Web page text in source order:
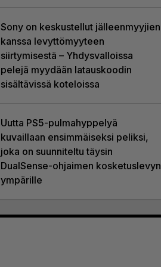
Sony on keskustellut jälleenmyyjien
kanssa levyttömyyteen
siirtymisestä – Yhdysvalloissa
pelejä myydään latauskoodin
sisältävissä koteloissa
Uutta PS5-pulmahyppelyä
kuvaillaan ensimmäiseksi peliksi,
joka on suunniteltu täysin
DualSense-ohjaimen kosketuslevyn
ympärille